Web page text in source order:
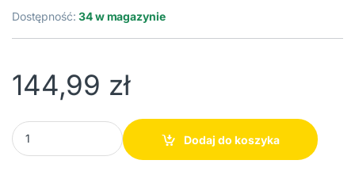
Dostępność:34 w magazynie
144,99 zł
Adler | Spieniacz do mleka | AD 4478 | 500 W | Czarny ilości
Dodaj do koszyka